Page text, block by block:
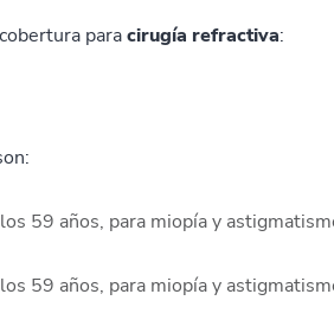
paracirugía refractiva:
59 años, para miopía y
59 años, para miopía y